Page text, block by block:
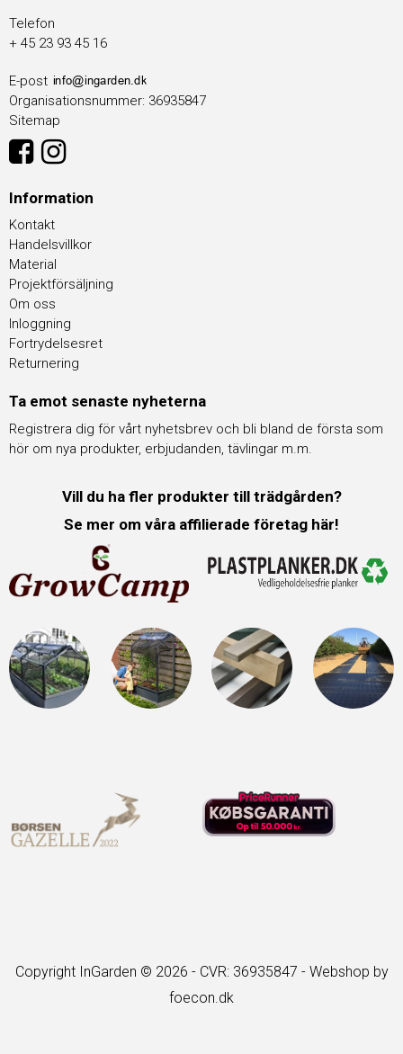
Telefon
+ 45 23 93 45 16
E-post
Organisationsnummer: 36935847
Sitemap
Information
Kontakt
Handelsvillkor
Material
Projektförsäljning
Om oss
Inloggning
Fortrydelsesret
Returnering
Ta emot senaste nyheterna
Registrera dig för vårt nyhetsbrev och bli bland de första som
hör om nya produkter, erbjudanden, tävlingar m.m.
Vill du ha fler produkter till trädgården?
Se mer om våra affilierade företag här!
Copyright InGarden © 2026 - CVR: 36935847 - Webshop by
foecon.dk